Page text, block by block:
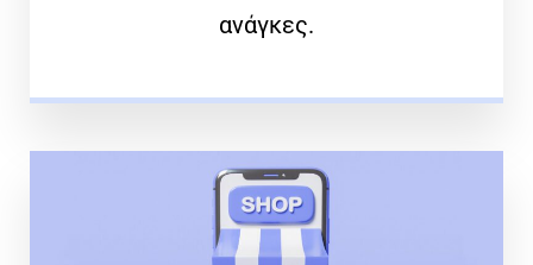
ανάγκες.